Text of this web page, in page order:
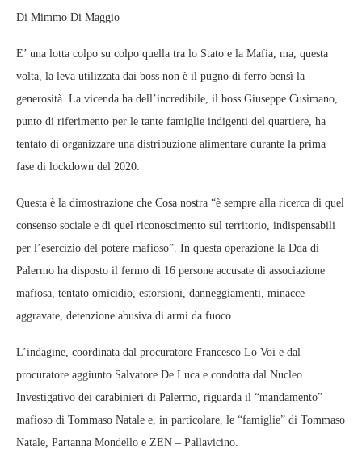
Di Mimmo Di Maggio
E’ una lotta colpo su colpo quella tra lo Stato e la Mafia, ma, questa
volta, la leva utilizzata dai boss non è il pugno di ferro bensì la
generosità. La vicenda ha dell’incredibile, il boss Giuseppe Cusimano,
punto di riferimento per le tante famiglie indigenti del quartiere, ha
tentato di organizzare una distribuzione alimentare durante la prima
fase di lockdown del 2020.
Questa è la dimostrazione che Cosa nostra “è sempre alla ricerca di quel
consenso sociale e di quel riconoscimento sul territorio, indispensabili
per l’esercizio del potere mafioso”. In questa operazione la Dda di
Palermo ha disposto il fermo di 16 persone accusate di associazione
mafiosa, tentato omicidio, estorsioni, danneggiamenti, minacce
aggravate, detenzione abusiva di armi da fuoco.
L’indagine, coordinata dal procuratore Francesco Lo Voi e dal
procuratore aggiunto Salvatore De Luca e condotta dal Nucleo
Investigativo dei carabinieri di Palermo, riguarda il “mandamento”
mafioso di Tommaso Natale e, in particolare, le “famiglie” di Tommaso
Natale, Partanna Mondello e ZEN – Pallavicino.